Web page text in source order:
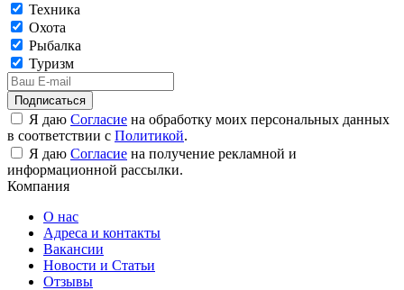
Техника
Охота
Рыбалка
Туризм
Подписаться
Я даю Согласие на обработку моих персональных данных
в соответствии с Политикой.
Я даю Согласие на получение рекламной и
информационной рассылки.
Компания
О нас
Адреса и контакты
Вакансии
Новости и Статьи
Отзывы